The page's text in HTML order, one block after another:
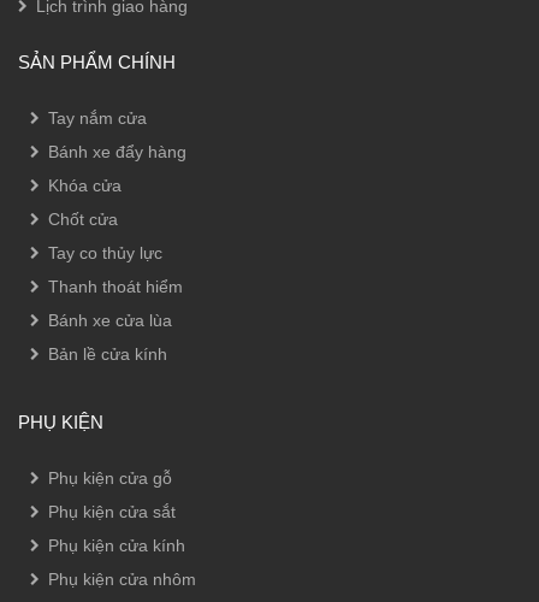
Lịch trình giao hàng
SẢN PHẨM CHÍNH
Tay nắm cửa
Bánh xe đẩy hàng
Khóa cửa
Chốt cửa
Tay co thủy lực
Thanh thoát hiểm
Bánh xe cửa lùa
Bản lề cửa kính
PHỤ KIỆN
Phụ kiện cửa gỗ
Phụ kiện cửa sắt
Phụ kiện cửa kính
Phụ kiện cửa nhôm